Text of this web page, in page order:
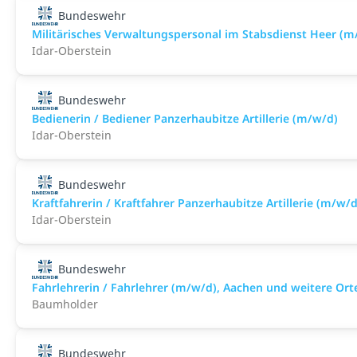
Bundeswehr
Militärisches Verwaltungspersonal im Stabsdienst Heer
Idar-Oberstein
Bundeswehr
Bedienerin / Bediener Panzerhaubitze Artillerie (m/w/d)
Idar-Oberstein
Bundeswehr
Kraftfahrerin / Kraftfahrer Panzerhaubitze Artillerie (m/w/
Idar-Oberstein
Bundeswehr
Fahrlehrerin / Fahrlehrer (m/w/d), Aachen und weitere
Baumholder
Bundeswehr